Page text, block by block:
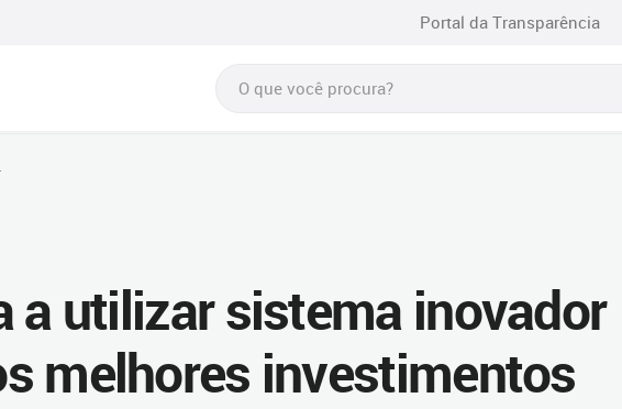
Portal da Transparência
a utilizar sistema inovador
melhores investimentos